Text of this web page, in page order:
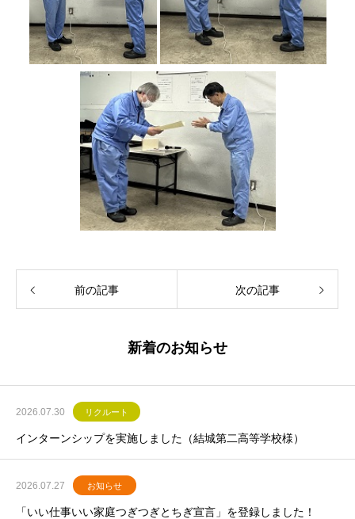
前の記事 次の記事
新着のお知らせ
2026.07.30 リクルート
インターンシップを実施しました（結城第二高等学校様）
2026.07.27 お知らせ
「いい仕事いい家庭つぎつぎとちぎ宣言」を登録しました！